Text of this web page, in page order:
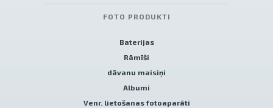
FOTO PRODUKTI
Baterijas
Rāmīši
dāvanu maisiņi
Albumi
Venr. lietošanas fotoaparāti